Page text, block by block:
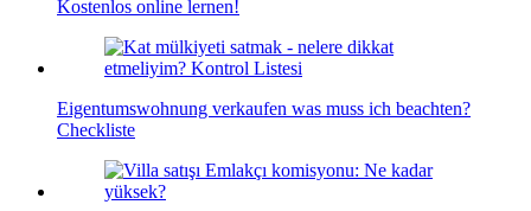
Kostenlos online lernen!
Eigentumswohnung verkaufen was muss ich beachten?
Checkliste